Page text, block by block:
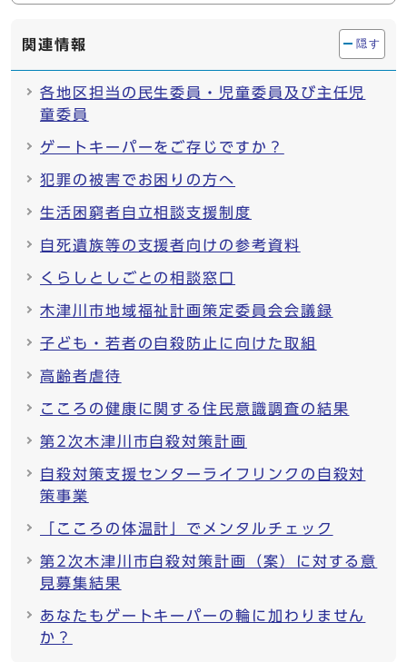
関連情報 隠す
各地区担当の民生委員・児童委員及び主任児
童委員
ゲートキーパーをご存じですか？
犯罪の被害でお困りの方へ
生活困窮者自立相談支援制度
自死遺族等の支援者向けの参考資料
くらしとしごとの相談窓口
木津川市地域福祉計画策定委員会会議録
子ども・若者の自殺防止に向けた取組
高齢者虐待
こころの健康に関する住民意識調査の結果
第2次木津川市自殺対策計画
自殺対策支援センターライフリンクの自殺対
策事業
「こころの体温計」でメンタルチェック
第2次木津川市自殺対策計画（案）に対する意
見募集結果
あなたもゲートキーパーの輪に加わりません
か？